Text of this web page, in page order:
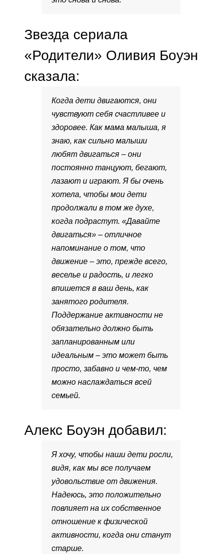
Звезда сериала
«Родители» Оливия Боуэн
сказала:
Когда дети двигаются, они
чувствуют себя счастливее и
здоровее. Как мама малыша, я
знаю, как сильно малыши
любят двигаться – они
постоянно танцуют, бегают,
лазают и играют. Я бы очень
хотела, чтобы мои дети
продолжали в том же духе,
когда подрастут. «Давайте
двигаться» – отличное
напоминание о том, что
движение – это, прежде всего,
веселье и радость, и легко
впишется в ваш день, как
занятого родителя.
Поддержание активности не
обязательно должно быть
запланированным или
идеальным – это может быть
просто, забавно и чем-то, чем
можно наслаждаться всей
семьей.
Алекс Боуэн добавил:
Я хочу, чтобы наши дети росли,
видя, как мы все получаем
удовольствие от движения.
Надеюсь, это положительно
повлияет на их собственное
отношение к физической
активности, когда они станут
старше.